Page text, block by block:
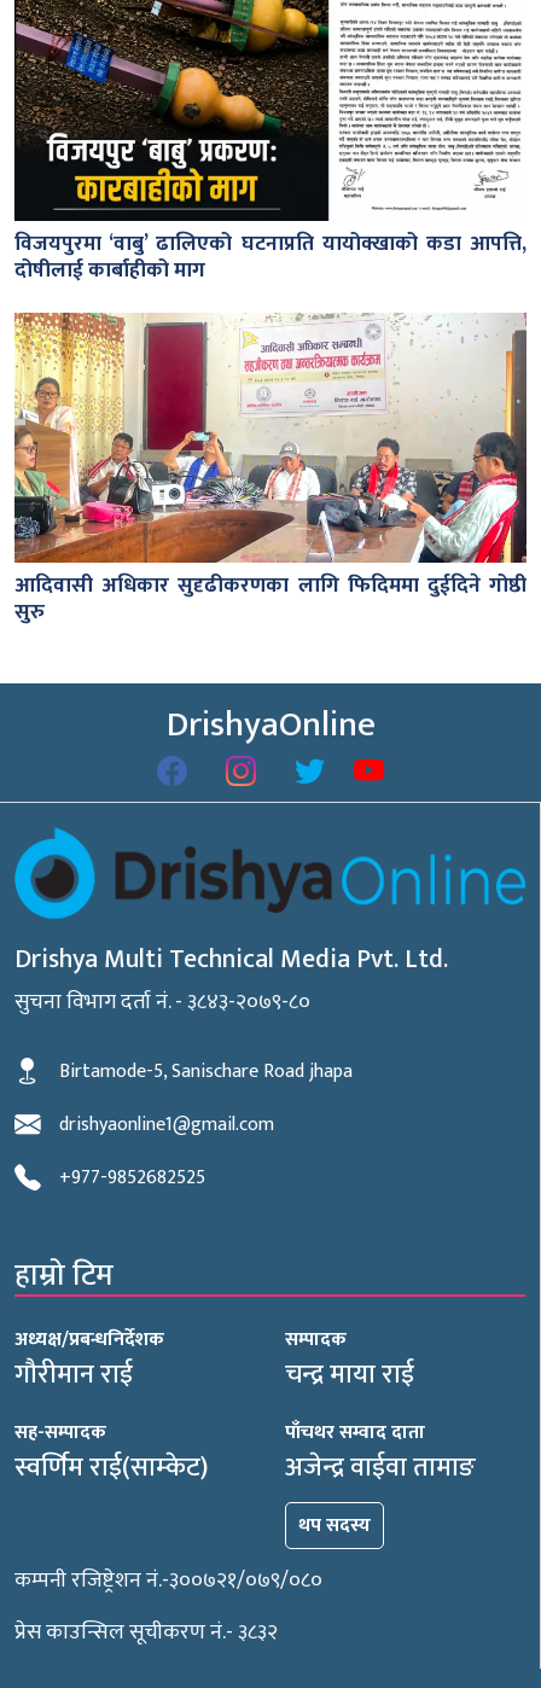
विजयपुरमा ‘वाबु’ ढालिएको घटनाप्रति यायोक्खाको कडा आपत्ति,
दोषीलाई कार्बाहीको माग
आदिवासी अधिकार सुदृढीकरणका लागि फिदिममा दुईदिने गोष्ठी
सुरु
DrishyaOnline
Drishya Multi Technical Media Pvt. Ltd.
सुचना विभाग दर्ता नं. - ३८४३-२०७९-८०
Birtamode-5, Sanischare Road jhapa
drishyaonline1@gmail.com
+977-9852682525
हाम्रो टिम
अध्यक्ष/प्रबन्धनिर्देशक
गौरीमान राई
सम्पादक
चन्द्र माया राई
सह-सम्पादक
स्वर्णिम राई(साम्केट)
पाँचथर सम्वाद दाता
अजेन्द्र वाईवा तामाङ
थप सदस्य
कम्पनी रजिष्ट्रेशन नं.-३००७२१/०७९/०८०
प्रेस काउन्सिल सूचीकरण नं.- ३८३२